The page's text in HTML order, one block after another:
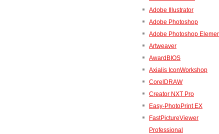
Adobe Illustrator
Adobe Photoshop
Adobe Photoshop
Artweaver
AwardBIOS
Axialis IconWorkshop
CorelDRAW
Creator NXT Pro
Easy-PhotoPrint EX
FastPictureViewer
Professional